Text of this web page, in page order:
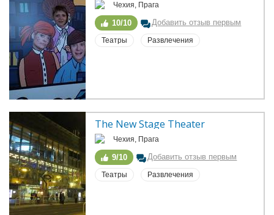
Чехия, Прага
10/10 Добавить отзыв первым
Театры Развлечения
The New Stage Theater
Чехия, Прага
9/10 Добавить отзыв первым
Театры Развлечения